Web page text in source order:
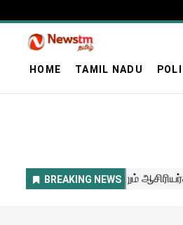
HOME TAMIL NADU